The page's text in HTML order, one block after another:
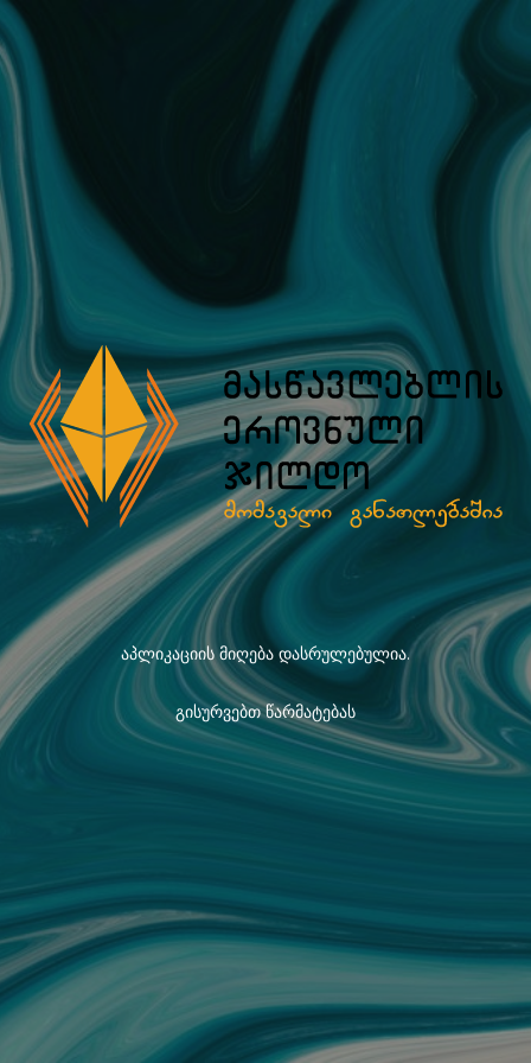
აპლიკაციის მიღება დასრულებულია.
გისურვებთ წარმატებას